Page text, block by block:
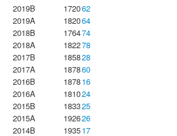
2019B
172062
2019A
182064
2018B
176474
2018A
182278
2017B
185828
2017A
187860
2016B
187816
2016A
181024
2015B
183325
2015A
192626
2014B
193517